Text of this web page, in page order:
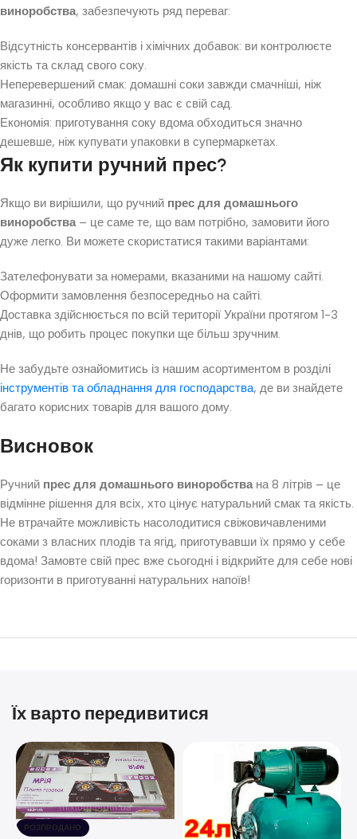
виноробства, забезпечують ряд переваг:
Відсутність консервантів і хімічних добавок: ви контролюєте
якість та склад свого соку.
Неперевершений смак: домашні соки завжди смачніші, ніж
магазинні, особливо якщо у вас є свій сад.
Економія: приготування соку вдома обходиться значно
дешевше, ніж купувати упаковки в супермаркетах.
Як купити ручний прес?
Якщо ви вирішили, що ручний прес для домашнього
виноробства– це саме те, що вам потрібно, замовити його
дуже легко. Ви можете скористатися такими варіантами:
Зателефонувати за номерами, вказаними на нашому сайті.
Оформити замовлення безпосередньо на сайті.
Доставка здійснюється по всій території України протягом 1-3
днів, що робить процес покупки ще більш зручним.
Не забудьте ознайомитись із нашим асортиментом в розділі
інструментів та обладнання для господарства, де ви знайдете
багато корисних товарів для вашого дому.
Висновок
Ручний прес для домашнього виноробствана 8 літрів – це
відмінне рішення для всіх, хто цінує натуральний смак та якість.
Не втрачайте можливість насолодитися свіжовичавленими
соками з власних плодів та ягід, приготувавши їх прямо у себе
вдома! Замовте свій прес вже сьогодні і відкрийте для себе нові
горизонти в приготуванні натуральних напоїв!
Їх варто передивитися
РОЗПРОДАНО